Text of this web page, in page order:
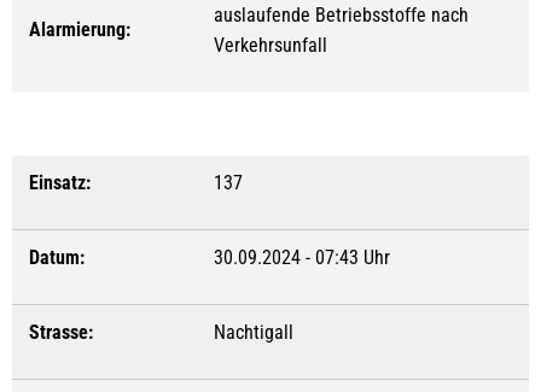
Alarmierung:
auslaufende Betriebsstoffe nach
Verkehrsunfall
Einsatz: 137
Datum: 30.09.2024 - 07:43 Uhr
Strasse: Nachtigall